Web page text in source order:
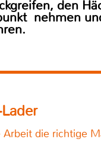
den
nehmen
Arbeit die richtige